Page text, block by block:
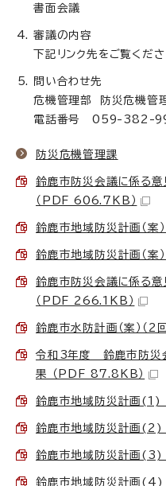
書面会議
審議の内容
下記リンク先をご覧くださ
問い合わせ先
危機管理部 防災危機管
電話番号 059-382-
防災危機管理課
鈴鹿市防災会議に係る意
（PDF 606.7KB）
鈴鹿市地域防災計画（案
鈴鹿市地域防災計画（案
鈴鹿市防災会議に係る意
（PDF 266.1KB）
鈴鹿市水防計画（案）（
令和3年度 鈴鹿市防災会
果 （PDF 87.8KB）
鈴鹿市地域防災計画(1)
鈴鹿市地域防災計画(2)
鈴鹿市地域防災計画(3)
鈴鹿市地域防災計画(4)